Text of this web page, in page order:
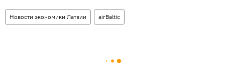
Новости экономики Латвии airBaltic